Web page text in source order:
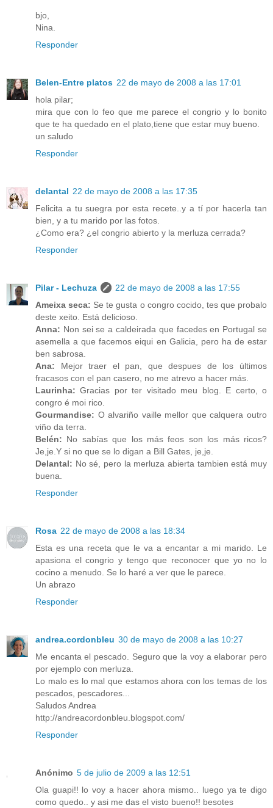
bjo,
Nina.
Responder
Belen-Entre platos 22 de mayo de 2008 a las 17:01
hola pilar;
mira que con lo feo que me parece el congrio y lo bonito
que te ha quedado en el plato,tiene que estar muy bueno.
un saludo
Responder
delantal 22 de mayo de 2008 a las 17:35
Felicita a tu suegra por esta recete..y a tí por hacerla tan
bien, y a tu marido por las fotos.
¿Como era? ¿el congrio abierto y la merluza cerrada?
Responder
Pilar - Lechuza
22 de mayo de 2008 a las 17:55
Ameixa seca: Se te gusta o congro cocido, tes que probalo
deste xeito. Está delicioso.
Anna: Non sei se a caldeirada que facedes en Portugal se
asemella a que facemos eiqui en Galicia, pero ha de estar
ben sabrosa.
Ana: Mejor traer el pan, que despues de los últimos
fracasos con el pan casero, no me atrevo a hacer más.
Laurinha: Gracias por ter visitado meu blog. E certo, o
congro é moi rico.
Gourmandise: O alvariño vaille mellor que calquera outro
viño da terra.
Belén: No sabías que los más feos son los más ricos?
Je,je.Y si no que se lo digan a Bill Gates, je,je.
Delantal: No sé, pero la merluza abierta tambien está muy
buena.
Responder
Rosa 22 de mayo de 2008 a las 18:34
Esta es una receta que le va a encantar a mi marido. Le
apasiona el congrio y tengo que reconocer que yo no lo
cocino a menudo. Se lo haré a ver que le parece.
Un abrazo
Responder
andrea.cordonbleu 30 de mayo de 2008 a las 10:27
Me encanta el pescado. Seguro que la voy a elaborar pero
por ejemplo con merluza.
Lo malo es lo mal que estamos ahora con los temas de los
pescados, pescadores...
Saludos Andrea
http://andreacordonbleu.blogspot.com/
Responder
Anónimo 5 de julio de 2009 a las 12:51
Ola guapi!! lo voy a hacer ahora mismo.. luego ya te digo
como quedo.. y asi me das el visto bueno!! besotes